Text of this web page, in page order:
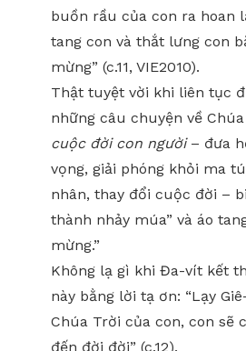
buồn rầu của con ra hoan
tang con và thắt lưng con
mừng” (c.11, VIE2010).
Thật tuyệt vời khi liên tục
những câu chuyện về Chúa
cuộc đời con người– đưa
vọng, giải phóng khỏi ma
nhân, thay đổi cuộc đời –
thành nhảy múa” và áo
mừng.”
Không lạ gì khi Đa-vít kết
này bằng lời tạ ơn: “Lạy
Chúa Trời của con, con sẽ
đến đời đời” (c.12).